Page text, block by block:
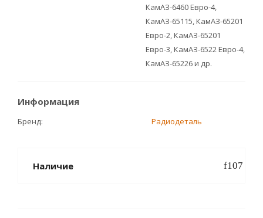
КамАЗ-6460 Евро-4,
КамАЗ-65115, КамАЗ-65201
Евро-2, КамАЗ-65201
Евро-3, КамАЗ-6522 Евро-4,
КамАЗ-65226 и др.
Информация
Бренд Радиодеталь
Наличие